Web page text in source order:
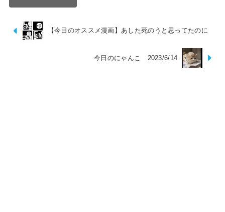
【今日のオススメ漫画】あした死のうと思ってたのに
今日のにゃんこ 2023/6/14